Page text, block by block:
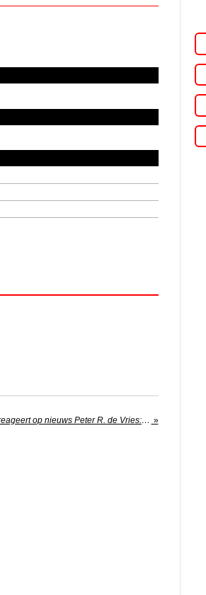
Politiek reageert op nieuws Peter R. de Vries: ‘Verschrikkelijk’ »